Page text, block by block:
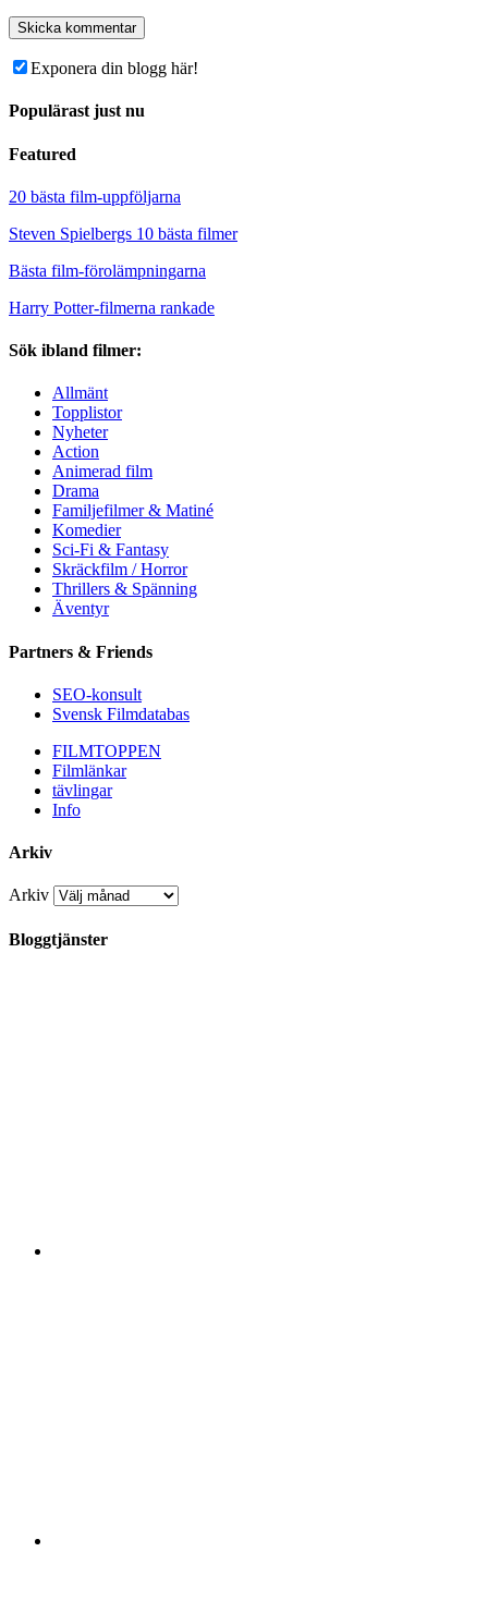
Exponera din blogg här!
Populärast just nu
Featured
20 bästa film-uppföljarna
Steven Spielbergs 10 bästa filmer
Bästa film-förolämpningarna
Harry Potter-filmerna rankade
Sök ibland filmer:
Allmänt
Topplistor
Nyheter
Action
Animerad film
Drama
Familjefilmer & Matiné
Komedier
Sci-Fi & Fantasy
Skräckfilm / Horror
Thrillers & Spänning
Äventyr
Partners & Friends
SEO-konsult
Svensk Filmdatabas
FILMTOPPEN
Filmlänkar
tävlingar
Info
Arkiv
Arkiv
Bloggtjänster